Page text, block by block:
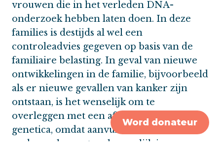
Word donateur
vrouwen die in het verleden DNA-
onderzoek hebben laten doen. In deze
families is destijds al wel een
controleadvies gegeven op basis van de
familiaire belasting. In geval van nieuwe
ontwikkelingen in de familie, bijvoorbeeld
als er nieuwe gevallen van kanker zijn
ontstaan, is het wenselijk om te
overleggen met een afdeling klinische
genetica, omdat aanvullend DNA-
onderzoek eventueel mogelijk is.